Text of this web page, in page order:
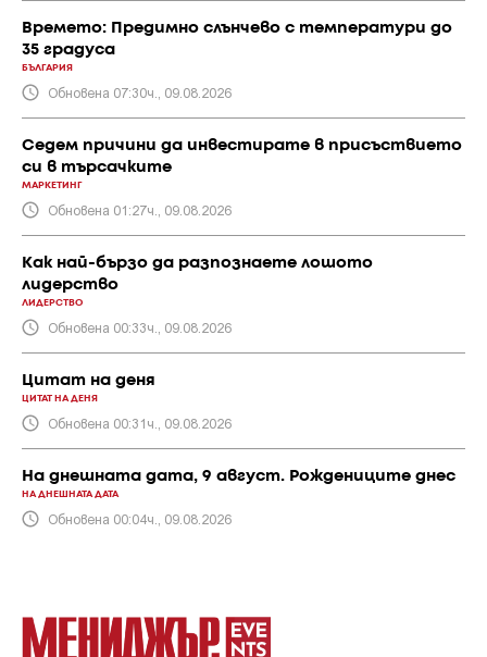
Времето: Предимно слънчево с температури до
35 градуса
БЪЛГАРИЯ
Обновена 07:30ч., 09.08.2026
Седем причини да инвестирате в присъствието
си в търсачките
МАРКЕТИНГ
Обновена 01:27ч., 09.08.2026
Как най-бързо да разпознаете лошото
лидерство
ЛИДЕРСТВО
Обновена 00:33ч., 09.08.2026
Цитат на деня
ЦИТАТ НА ДЕНЯ
Обновена 00:31ч., 09.08.2026
На днешната дата, 9 август. Рождениците днес
НА ДНЕШНАТА ДАТА
Обновена 00:04ч., 09.08.2026